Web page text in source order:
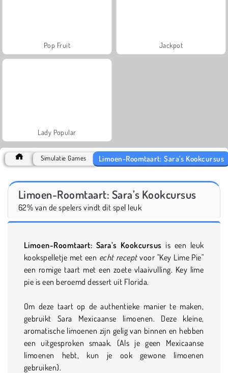
Pop Fruit Jackpot
Lady Popular
Simulatie Games Limoen-Roomtaart: Sara’s Kookcursus
Limoen-Roomtaart: Sara’s Kookcursus
62% van de spelers vindt dit spel leuk
Limoen-Roomtaart: Sara’s Kookcursus is een leuk
kookspelletje met een echt receptvoor "Key Lime Pie"
een romige taart met een zoete vlaaivulling. Key lime
pie is een beroemd dessert uit Florida.
Om deze taart op de authentieke manier te maken,
gebruikt Sara Mexicaanse limoenen. Deze kleine,
aromatische limoenen zijn gelig van binnen en hebben
een uitgesproken smaak. (Als je geen Mexicaanse
limoenen hebt, kun je ook gewone limoenen
gebruiken).